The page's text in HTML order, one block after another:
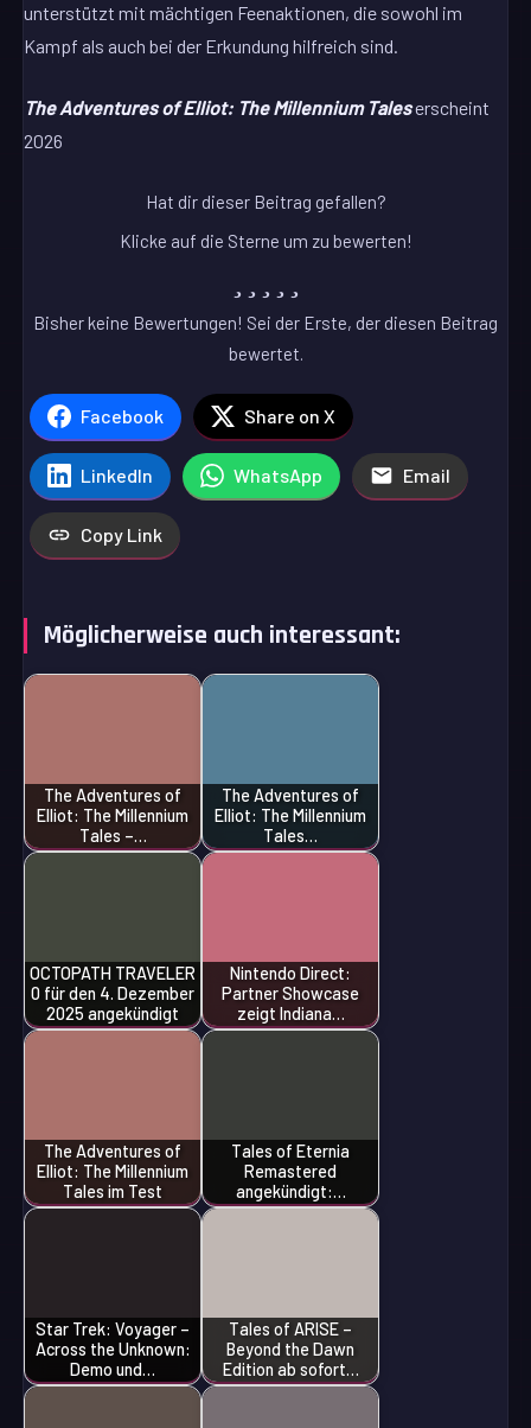
unterstützt mit mächtigen Feenaktionen, die sowohl im
Kampf als auch bei der Erkundung hilfreich sind.
The Adventures of Elliot: The Millennium Taleserscheint
2026
Hat dir dieser Beitrag gefallen?
Klicke auf die Sterne um zu bewerten!
Bisher keine Bewertungen! Sei der Erste, der diesen Beitrag
bewertet.
Facebook Share on X
LinkedIn WhatsApp Email
Copy Link
Möglicherweise auch interessant:
The Adventures of
Elliot: The Millennium
Tales –…
The Adventures of
Elliot: The Millennium
Tales…
OCTOPATH TRAVELER
0 für den 4. Dezember
2025 angekündigt
Nintendo Direct:
Partner Showcase
zeigt Indiana…
The Adventures of
Elliot: The Millennium
Tales im Test
Tales of Eternia
Remastered
angekündigt:…
Star Trek: Voyager –
Across the Unknown:
Demo und…
Tales of ARISE –
Beyond the Dawn
Edition ab sofort…